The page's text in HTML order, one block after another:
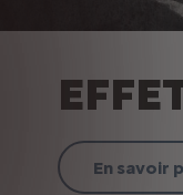
En savoir